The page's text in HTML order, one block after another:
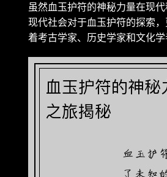
虽然血玉护符的神秘力量在现
现代社会对于血玉护符的探索
着考古学家、历史学家和文化学